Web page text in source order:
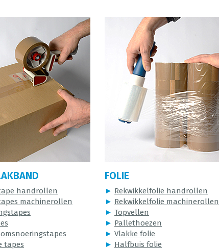
handrollen
machinerollen
tapes
FOLIE
► Rekwikkelfolie handrollen
► Rekwikkelfolie machinerollen
► Topvellen
► Pallethoezen
► Vlakke folie
► Halfbuis folie